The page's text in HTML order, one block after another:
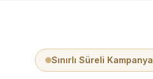
Sınırlı Süreli Kampanya